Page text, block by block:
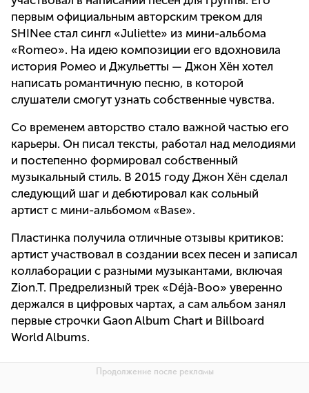
первым официальным авторским треком для
SHINee стал сингл «Juliette» из мини-альбома
«Romeo». На идею композиции его вдохновила
история Ромео и Джульетты — Джон Хён хотел
написать романтичную песню, в которой
слушатели смогут узнать собственные чувства.
Со временем авторство стало важной частью его
карьеры. Он писал тексты, работал над мелодиями
и постепенно формировал собственный
музыкальный стиль. В 2015 году Джон Хён сделал
следующий шаг и дебютировал как сольный
артист с мини-альбомом «Base».
Пластинка получила отличные отзывы критиков:
артист участвовал в создании всех песен и записал
коллаборации с разными музыкантами, включая
Zion.T. Предрелизный трек «Déjà‑Boo» уверенно
держался в цифровых чартах, а сам альбом занял
первые строчки Gaon Album Chart и Billboard
World Albums.